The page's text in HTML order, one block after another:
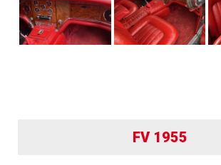
FV 1955